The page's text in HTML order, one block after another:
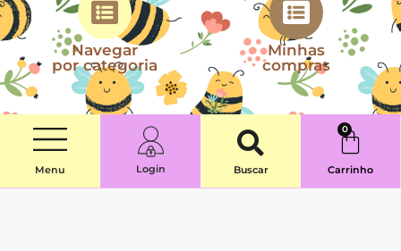
Navegar
por categoria
Minhas
compras
Menu Login Buscar
0
Carrinho